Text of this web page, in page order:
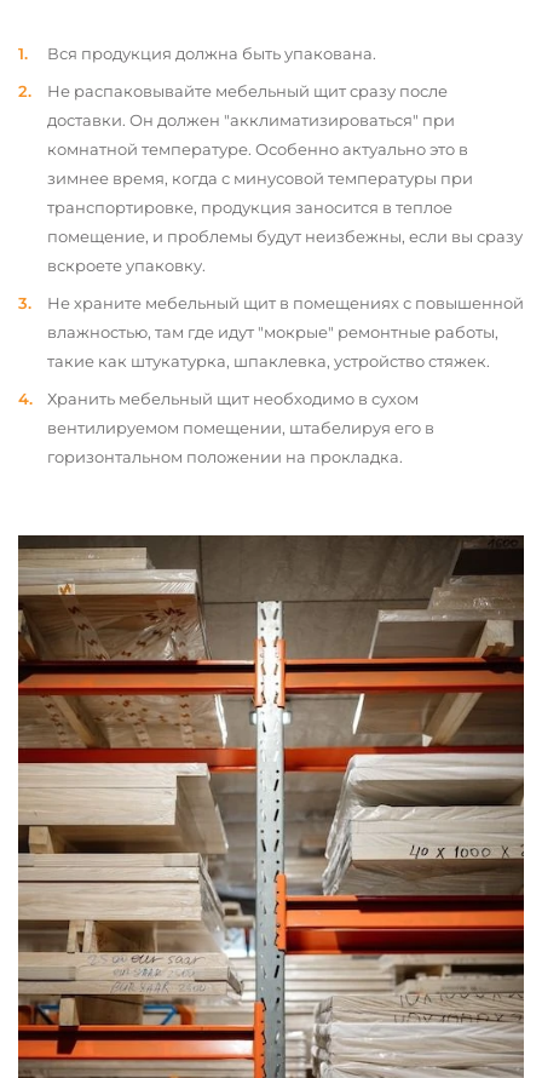
Вся продукция должна быть упакована.
Не распаковывайте мебельный щит сразу после
доставки. Он должен "акклиматизироваться" при
комнатной температуре. Особенно актуально это в
зимнее время, когда с минусовой температуры при
транспортировке, продукция заносится в теплое
помещение, и проблемы будут неизбежны, если вы сразу
вскроете упаковку.
Не храните мебельный щит в помещениях с повышенной
влажностью, там где идут "мокрые" ремонтные работы,
такие как штукатурка, шпаклевка, устройство стяжек.
Хранить мебельный щит необходимо в сухом
вентилируемом помещении, штабелируя его в
горизонтальном положении на прокладка.